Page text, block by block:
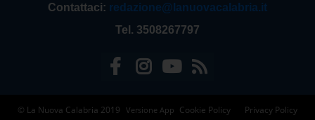
Contattaci: redazione@lanuovacalabria.it
Tel. 3508267797
© La Nuova Calabria 2019 Cookie Policy Privacy Policy
Versione App